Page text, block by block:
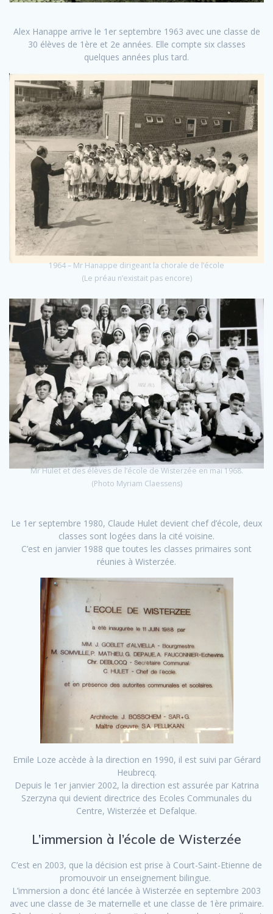
Alex Hanappe arrive le 1er septembre 1963 avec une classe de
30 élèves de 1ère et 2e années. Elle compte six classes
quelques années plus tard.
1964 – Mr Hanappe dirigeant la chorale de l’école
(Le préau n’existait pas encore)
Mr Hulet et des élèves de l’école de Wisterzée en mai 1968.
(Photo Myriam Claessens)
Le 1er septembre 1980, Claude Hulet devient chef d’école, deux
classes sont logées dans la cité voisine.
C’est en janvier 1988 que toutes les classes primaires sont
réunies à Wisterzée.
Emile Loze accède à la direction en 1990, il est suivi par Gérard
Heubrecq.
Depuis le 1er janvier 2002, la direction est assurée par Katrina
Szerzyna qui devient directrice des Ecoles Communales du
Centre, Wisterzée et Defalque.
L’immersion à l’école de Wisterzée
C’est en 2003, que la décision est prise à Court-Saint-Etienne de
promouvoir un enseignement bilingue.
L’immersion a donc été lancée à Wisterzée en septembre 2003
avec une classe de 3e maternelle et une classe de 1ère primaire.